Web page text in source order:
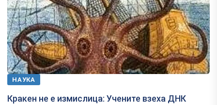
НАУКА
Кракен не е измислица: Учените взеха ДНК